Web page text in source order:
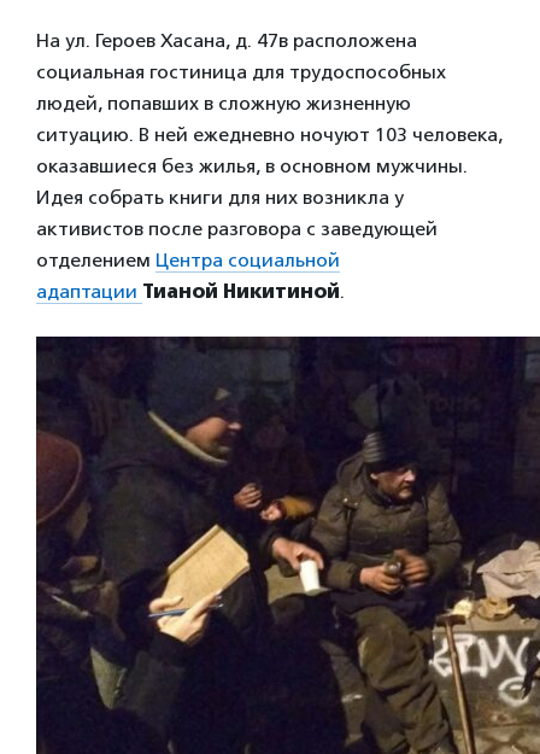
На ул. Героев Хасана, д. 47в расположена
социальная гостиница для трудоспособных
людей, попавших в сложную жизненную
ситуацию. В ней ежедневно ночуют 103 человека,
оказавшиеся без жилья, в основном мужчины.
Идея собрать книги для них возникла у
активистов после разговора с заведующей
отделением Центра социальной
адаптации Тианой Никитиной.